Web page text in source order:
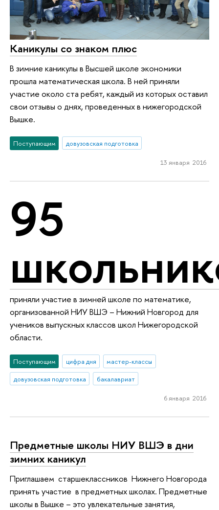
Каникулы со знаком плюс
В зимние каникулы в Высшей школе экономики
прошла математическая школа. В ней приняли
участие около ста ребят, каждый из которых оставил
свои отзывы о днях, проведенных в нижегородской
Вышке.
Поступающим довузовская подготовка
13 января 2016
95
приняли участие в зимней школе по математике,
организованной НИУ ВШЭ – Нижний Новгород для
учеников выпускных классов школ Нижегородской
области.
Поступающим цифра дня
мастер-классы
довузовская подготовка
бакалавриат
6 января 2016
Предметные школы НИУ ВШЭ в дни
зимних каникул
Приглашаем старшеклассников Нижнего Новгорода
принять участие в предметных школах. Предметные
школы в Вышке – это увлекательные занятия,